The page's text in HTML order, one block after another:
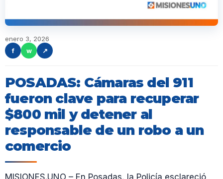
enero 3, 2026
f
w ↗
POSADAS: Cámaras del 911
fueron clave para recuperar
$800 mil y detener al
responsable de un robo a un
comercio
MISIONES.UNO – En Posadas, la Policía esclareció